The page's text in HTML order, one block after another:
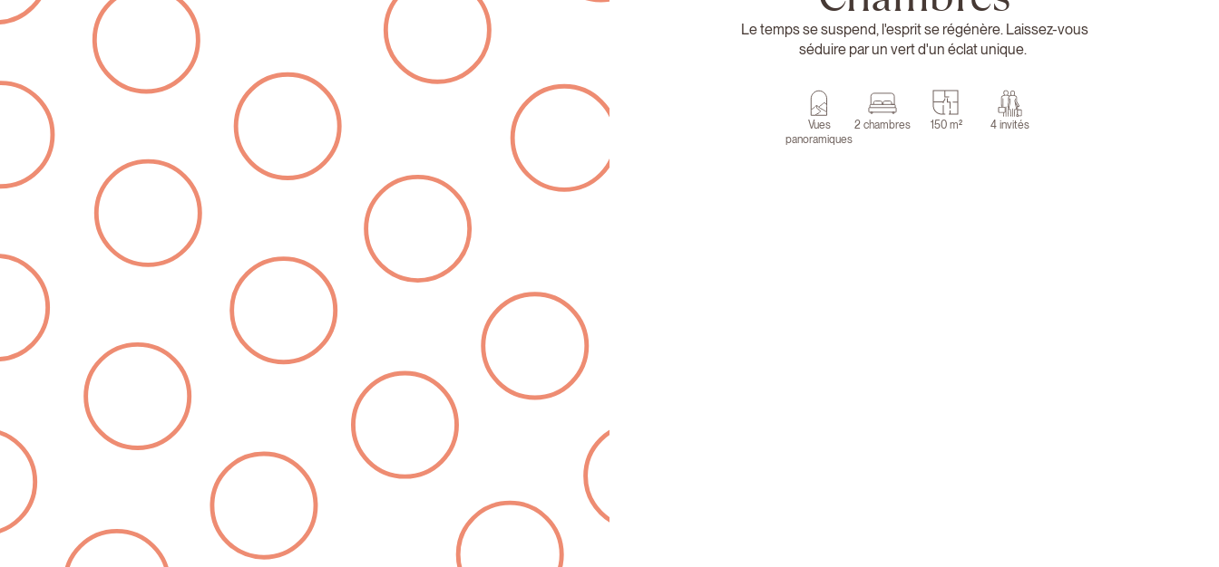
Le temps se suspend, l'esprit se régénère. Laissez-vous
séduire par un vert d'un éclat unique.
Vues
panoramiques
2 chambres 150 m² 4 invités